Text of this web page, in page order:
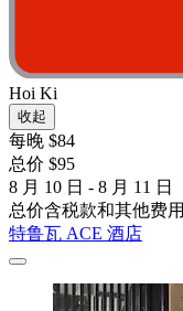
Hoi Ki
收起
每晚 $84
总价 $95
8 月 10 日 - 8 月 11 日
总价含税款和其他费用
特鲁瓦 ACE 酒店